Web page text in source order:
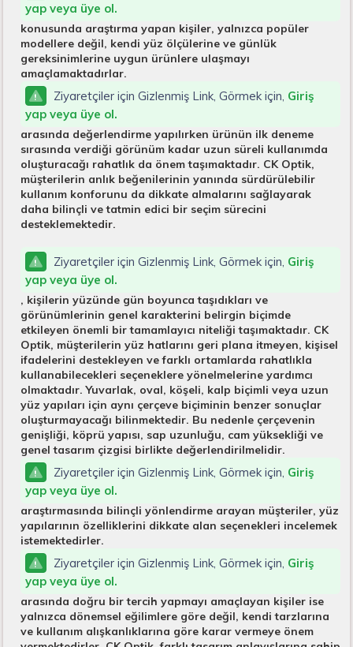
yap veya üye ol.
konusunda araştırma yapan kişiler, yalnızca popüler
modellere değil, kendi yüz ölçülerine ve günlük
gereksinimlerine uygun ürünlere ulaşmayı
amaçlamaktadırlar.
Ziyaretçiler için Gizlenmiş Link, Görmek için, Giriş
yap veya üye ol.
arasında değerlendirme yapılırken ürünün ilk deneme
sırasında verdiği görünüm kadar uzun süreli kullanımda
oluşturacağı rahatlık da önem taşımaktadır. CK Optik,
müşterilerin anlık beğenilerinin yanında sürdürülebilir
kullanım konforunu da dikkate almalarını sağlayarak
daha bilinçli ve tatmin edici bir seçim sürecini
desteklemektedir.
Ziyaretçiler için Gizlenmiş Link, Görmek için, Giriş
yap veya üye ol.
, kişilerin yüzünde gün boyunca taşıdıkları ve
görünümlerinin genel karakterini belirgin biçimde
etkileyen önemli bir tamamlayıcı niteliği taşımaktadır. CK
Optik, müşterilerin yüz hatlarını geri plana itmeyen, kişisel
ifadelerini destekleyen ve farklı ortamlarda rahatlıkla
kullanabilecekleri seçeneklere yönelmelerine yardımcı
olmaktadır. Yuvarlak, oval, köşeli, kalp biçimli veya uzun
yüz yapıları için aynı çerçeve biçiminin benzer sonuçlar
oluşturmayacağı bilinmektedir. Bu nedenle çerçevenin
genişliği, köprü yapısı, sap uzunluğu, cam yüksekliği ve
genel tasarım çizgisi birlikte değerlendirilmelidir.
Ziyaretçiler için Gizlenmiş Link, Görmek için, Giriş
yap veya üye ol.
araştırmasında bilinçli yönlendirme arayan müşteriler, yüz
yapılarının özelliklerini dikkate alan seçenekleri incelemek
istemektedirler.
Ziyaretçiler için Gizlenmiş Link, Görmek için, Giriş
yap veya üye ol.
arasında doğru bir tercih yapmayı amaçlayan kişiler ise
yalnızca dönemsel eğilimlere göre değil, kendi tarzlarına
ve kullanım alışkanlıklarına göre karar vermeye önem